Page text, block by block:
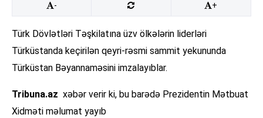
- +
Türk Dövlətləri Təşkilatına üzv ölkələrin liderləri
Türküstanda keçirilən qeyri-rəsmi sammit yekununda
Türküstan Bəyannaməsini imzalayıblar.
Tribuna.az xəbər verir ki, bu barədə Prezidentin Mətbuat
Xidməti məlumat yayıb